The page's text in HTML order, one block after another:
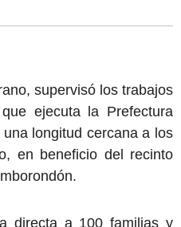
supervisó los trabajos
ejecuta la Prefectura
longitud cercana a los
en beneficio del recinto
directa a 100 familias y